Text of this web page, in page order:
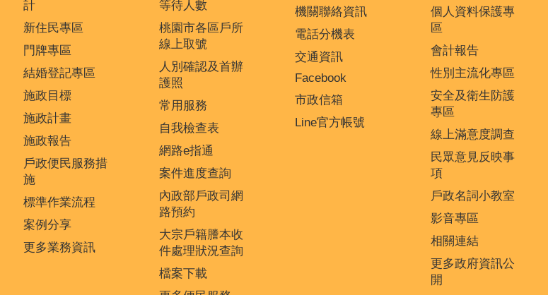
計
新住民專區
門牌專區
結婚登記專區
施政目標
施政計畫
施政報告
戶政便民服務措
施
標準作業流程
案例分享
更多業務資訊
等待人數
桃園市各區戶所
線上取號
人別確認及首辦
護照
常用服務
自我檢查表
網路e指通
案件進度查詢
內政部戶政司網
路預約
大宗戶籍謄本收
件處理狀況查詢
檔案下載
機關聯絡資訊
電話分機表
交通資訊
Facebook
市政信箱
Line官方帳號
個人資料保護專
區
會計報告
性別主流化專區
安全及衛生防護
專區
線上滿意度調查
民眾意見反映事
項
戶政名詞小教室
影音專區
相關連結
更多政府資訊公
開